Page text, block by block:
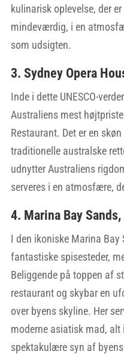
kulinarisk oplevelse, der
mindeværdig, i en
som udsigten.
3. Sydney Opera
Inde i dette UNESCO-
Australiens mest
Restaurant. Det er en
traditionelle australske
udnytter Australiens
serveres i en atmosfære,
4. Marina Bay
I den ikoniske Marina
fantastiske spisesteder,
Beliggende på toppen af
restaurant og skybar en
over byens skyline. Her
moderne asiatisk mad,
spektakulære syn af